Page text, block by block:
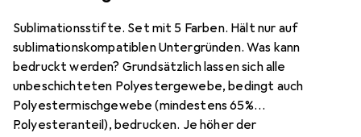
Sublimationsstifte. Set mit 5 Farben. Hält nur auf
sublimationskompatiblen Untergründen. Was kann
bedruckt werden? Grundsätzlich lassen sich alle
unbeschichteten Polyestergewebe, bedingt auch
Polyestermischgewebe (mindestens 65%
Polyesteranteil), bedrucken. Je höher der